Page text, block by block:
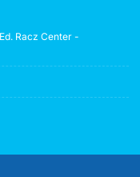
Racz Center -